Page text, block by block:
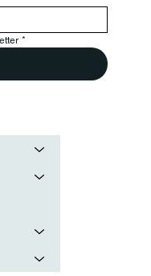
de Juventude
entre as
*